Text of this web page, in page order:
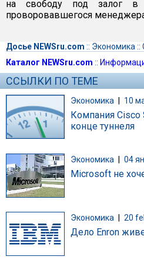
на свободу под залог
проворовавшегося
Досье NEWSru.com :: Экономика ::
Каталог NEWSru.com ::
ССЫЛКИ ПО ТЕМЕ
Экономика | 10
Компания Cisco
конце туннеля
Экономика 04
Microsoft не
Экономика 20
Дело Enron